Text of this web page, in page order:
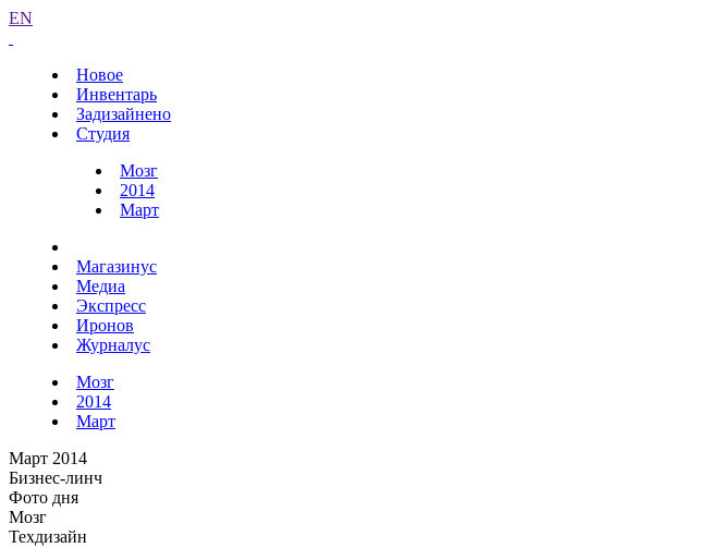
EN
Новое
Инвентарь
Задизайнено
Студия
Мозг
2014
Март
Магазинус
Медиа
Экспресс
Иронов
Журналус
Мозг
2014
Март
Март 2014
Бизнес-линч
Фото дня
Мозг
Техдизайн